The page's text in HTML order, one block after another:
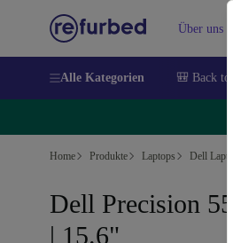
Über uns
Alle Kategorien 🎒 Back to
Home Produkte Laptops Dell
Dell Precision
| 15.6"